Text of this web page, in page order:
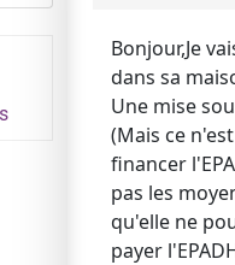
Bonjour,Je
dans sa
Une mise
(Mais ce
financer
pas les
qu'elle ne
payer